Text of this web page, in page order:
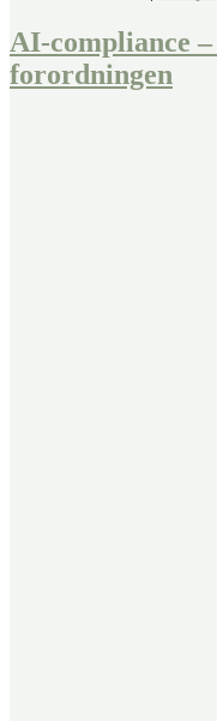
AI-compliance
forordningen